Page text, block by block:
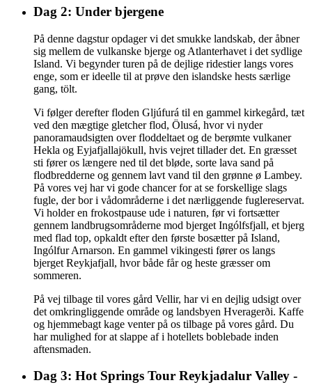
Dag 2: Under bjergene
På denne dagstur opdager vi det smukke landskab, der åbner
sig mellem de vulkanske bjerge og Atlanterhavet i det sydlige
Island. Vi begynder turen på de dejlige ridestier langs vores
enge, som er ideelle til at prøve den islandske hests særlige
gang, tölt.
Vi følger derefter floden Gljúfurá til en gammel kirkegård, tæt
ved den mægtige gletcher flod, Ölusá, hvor vi nyder
panoramaudsigten over floddeltaet og de berømte vulkaner
Hekla og Eyjafjallajökull, hvis vejret tillader det. En græsset
sti fører os længere ned til det bløde, sorte lava sand på
flodbredderne og gennem lavt vand til den grønne ø Lambey.
På vores vej har vi gode chancer for at se forskellige slags
fugle, der bor i vådområderne i det nærliggende fuglereservat.
Vi holder en frokostpause ude i naturen, før vi fortsætter
gennem landbrugsområderne mod bjerget Ingólfsfjall, et bjerg
med flad top, opkaldt efter den første bosætter på Island,
Ingólfur Arnarson. En gammel vikingesti fører os langs
bjerget Reykjafjall, hvor både får og heste græsser om
sommeren.
På vej tilbage til vores gård Vellir, har vi en dejlig udsigt over
det omkringliggende område og landsbyen Hveragerði. Kaffe
og hjemmebagt kage venter på os tilbage på vores gård. Du
har mulighed for at slappe af i hotellets boblebade inden
aftensmaden.
Dag 3: Hot Springs Tour Reykjadalur Valley -